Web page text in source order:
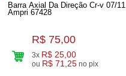
Barra Axial Da Direção Cr-v 07/11
Ampri 67428
R$ 75,00
3x R$ 25,00
ou R$ 71,25 no pix